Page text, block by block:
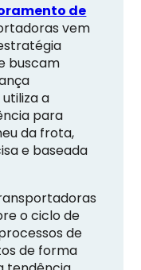
de
vem
buscam
a
para
da frota,
e baseada
o ciclo de
de
de forma